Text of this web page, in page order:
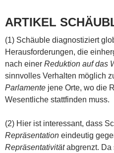
ARTIKEL
(1) Schäuble diagnostiziert
Herausforderungen, die
nach einer Reduktion auf das
sinnvolles Verhalten möglich
Parlamente jene Orte, wo die
Wesentliche stattfinden muss.
(2) Hier ist interessant, dass
Repräsentation eindeutig
Repräsentativitätabgrenzt.